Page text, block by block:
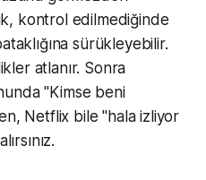
kontrol edilmediğinde
sürükleyebilir.
atlanır. Sonra
"Kimse beni
Netflix bile "hala izliyor